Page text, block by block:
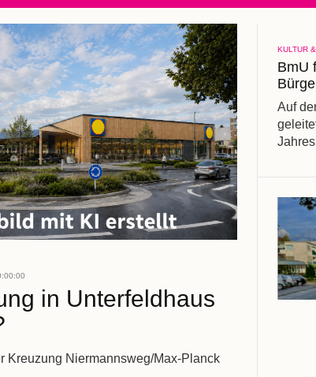
in Unterfeldhaus
Kreuzung Niermannsweg/Max-Planck
KULTUR
BmU
Auf
der
der